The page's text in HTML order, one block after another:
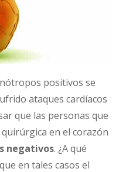
positivos se
ataques cardíacos
que las personas que
en el corazón
negativos. ¿A qué
en tales casos el